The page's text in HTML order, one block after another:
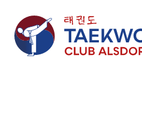
Inhalt
springen